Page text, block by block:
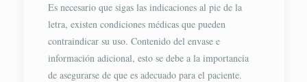
Es necesario que sigas las indicaciones al pie de la
letra, existen condiciones médicas que pueden
contraindicar su uso. Contenido del envase e
información adicional, esto se debe a la importancia
de asegurarse de que es adecuado para el paciente.